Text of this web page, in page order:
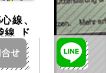
線、
線 ド
通過し